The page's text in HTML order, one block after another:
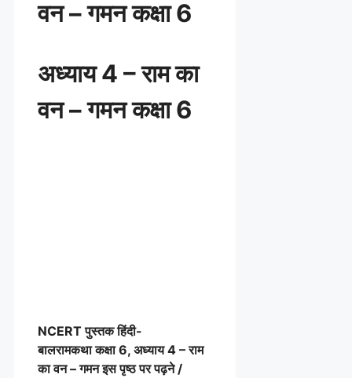
वन – गमन कक्षा 6
अध्याय 4 – राम का
वन – गमन कक्षा 6
NCERT पुस्तक हिंदी-
बालरामकथा कक्षा 6, अध्याय 4 – राम
का वन – गमन इस पृष्ठ पर पढ़ने /